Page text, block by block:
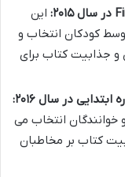
این
کودکان انتخاب و
و جذابیت کتاب برای
در سال ۲۰۱۶:
خوانندگان انتخاب می
کتاب بر مخاطبان